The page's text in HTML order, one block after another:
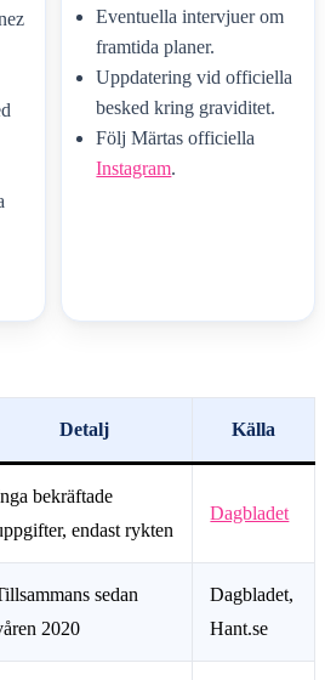
Eventuella intervjuer om
framtida planer.
Uppdatering vid officiella
besked kring graviditet.
Följ Märtas officiella
Instagram.
Detalj Källa
bekräftade
endast rykten
Dagbladet
sedan
2020
Dagbladet,
Hant.se